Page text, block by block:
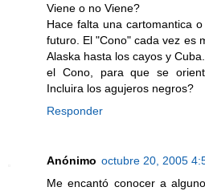
Viene o no Viene?
Hace falta una cartomantica
futuro. El "Cono" cada vez es
Alaska hasta los cayos y
el Cono, para que se
Incluira los agujeros negros?
Responder
Anónimo octubre 20, 2005
Me encantó conocer a